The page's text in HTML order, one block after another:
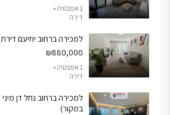
1 אמבטיה •
דירה
למכירה ברחוב יחיעם דירת 3 חדרים
₪880,000
1 אמבטיה •
דירה
במקור)